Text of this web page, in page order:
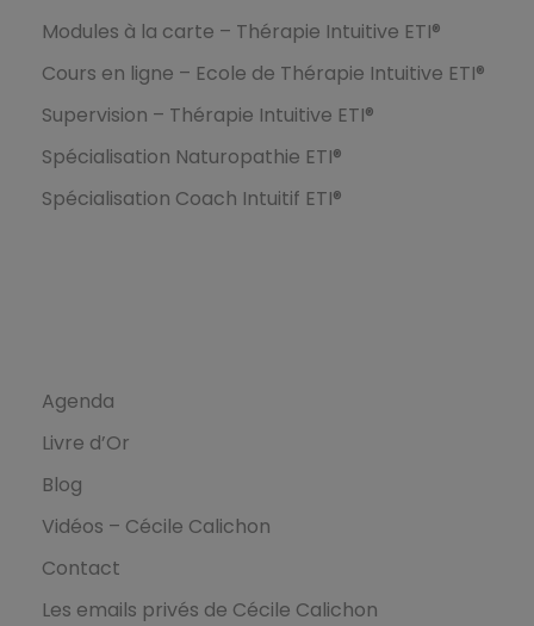
Modules à la carte – Thérapie Intuitive ETI®
Cours en ligne – Ecole de Thérapie Intuitive ETI®
Supervision – Thérapie Intuitive ETI®
Spécialisation Naturopathie ETI®
Spécialisation Coach Intuitif ETI®
Agenda
Livre d’Or
Blog
Vidéos – Cécile Calichon
Contact
Les emails privés de Cécile Calichon